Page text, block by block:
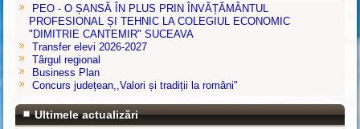
PEO - O ȘANSĂ ÎN PLUS PRIN ÎNVĂȚĂMÂNTUL
PROFESIONAL ȘI TEHNIC LA COLEGIUL ECONOMIC
"DIMITRIE CANTEMIR" SUCEAVA
Transfer elevi 2026-2027
Târgul regional
Business Plan
Concurs județean,,Valori și tradiții la români"
Ultimele actualizări